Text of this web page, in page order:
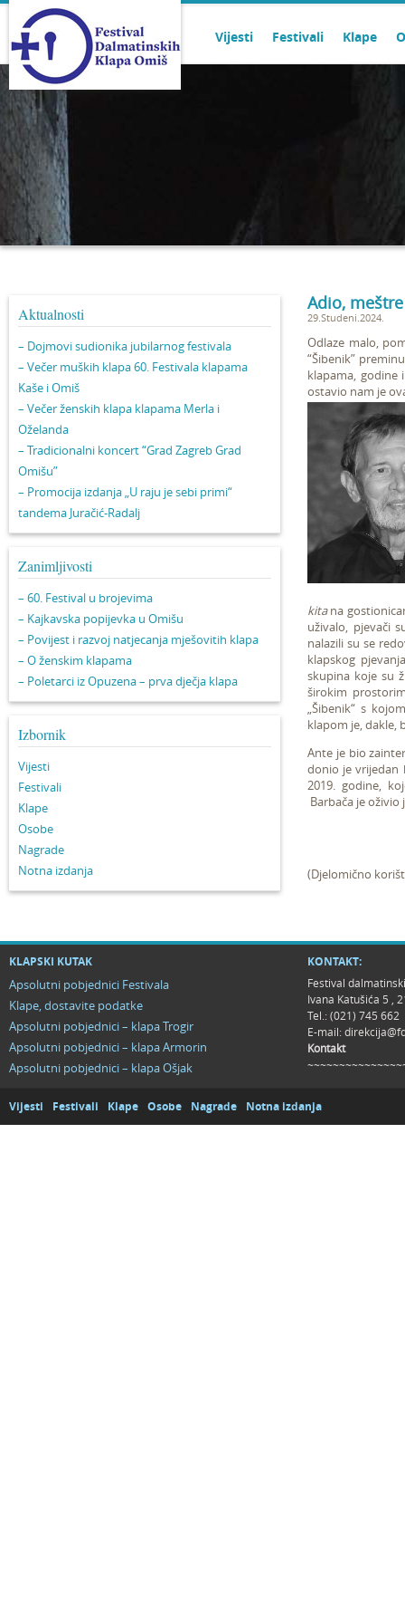
Vijesti Festivali Klape
Aktualnosti
– Dojmovi sudionika jubilarnog festivala
– Večer muških klapa 60. Festivala klapama
Kaše i Omiš
– Večer ženskih klapa klapama Merla i
Oželanda
– Tradicionalni koncert “Grad Zagreb Grad
Omišu”
– Promocija izdanja „U raju je sebi primi“
tandema Juračić-Radalj
Zanimljivosti
– 60. Festival u brojevima
– Kajkavska popijevka u Omišu
– Povijest i razvoj natjecanja mješovitih klapa
– O ženskim klapama
– Poletarci iz Opuzena – prva dječja klapa
Izbornik
Vijesti
Festivali
Klape
Osobe
Nagrade
Notna izdanja
Adio,
29.Studeni.2024.
Odlaze malo,
“Šibenik”
klapama, godine
ostavio nam je
kitana
uživalo, pjevači
nalazili su se
klapskog
skupina koje su
širokim
„Šibenik“ s
klapom je, dakle,
Ante je bio
donio je vrijedan
2019. godine,
Barbača je
(Djelomično
KLAPSKI KUTAK
Apsolutni pobjednici Festivala
Klape, dostavite podatke
Apsolutni pobjednici – klapa Trogir
Apsolutni pobjednici – klapa Armorin
Apsolutni pobjednici – klapa Ošjak
KONTAKT:
Festival
Ivana Katušića 5 ,
Tel.: (021) 745 662
E-mail:
Kontakt
Vijesti Festivali Klape Osobe Nagrade Notna izdanja